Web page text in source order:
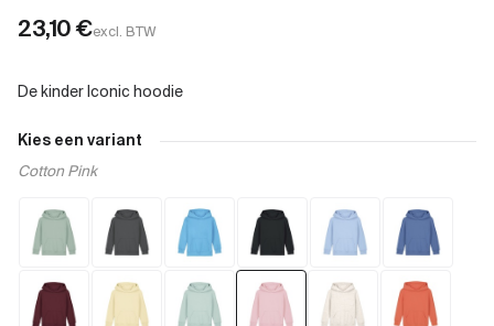
23,10€excl. BTW
Kies een variant
Cotton Pink